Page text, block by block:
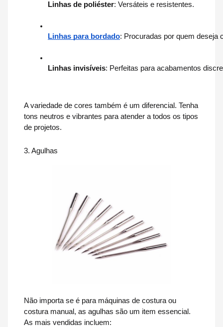
Linhas de poliéster: Versáteis e resistentes.
Linhas para bordado: Procuradas por quem deseja
Linhas invisíveis: Perfeitas para acabamentos
A variedade de cores também é um diferencial. Tenha
tons neutros e vibrantes para atender a todos os tipos
de projetos.
3. Agulhas
Não importa se é para máquinas de costura ou
costura manual, as agulhas são um item essencial.
As mais vendidas incluem: